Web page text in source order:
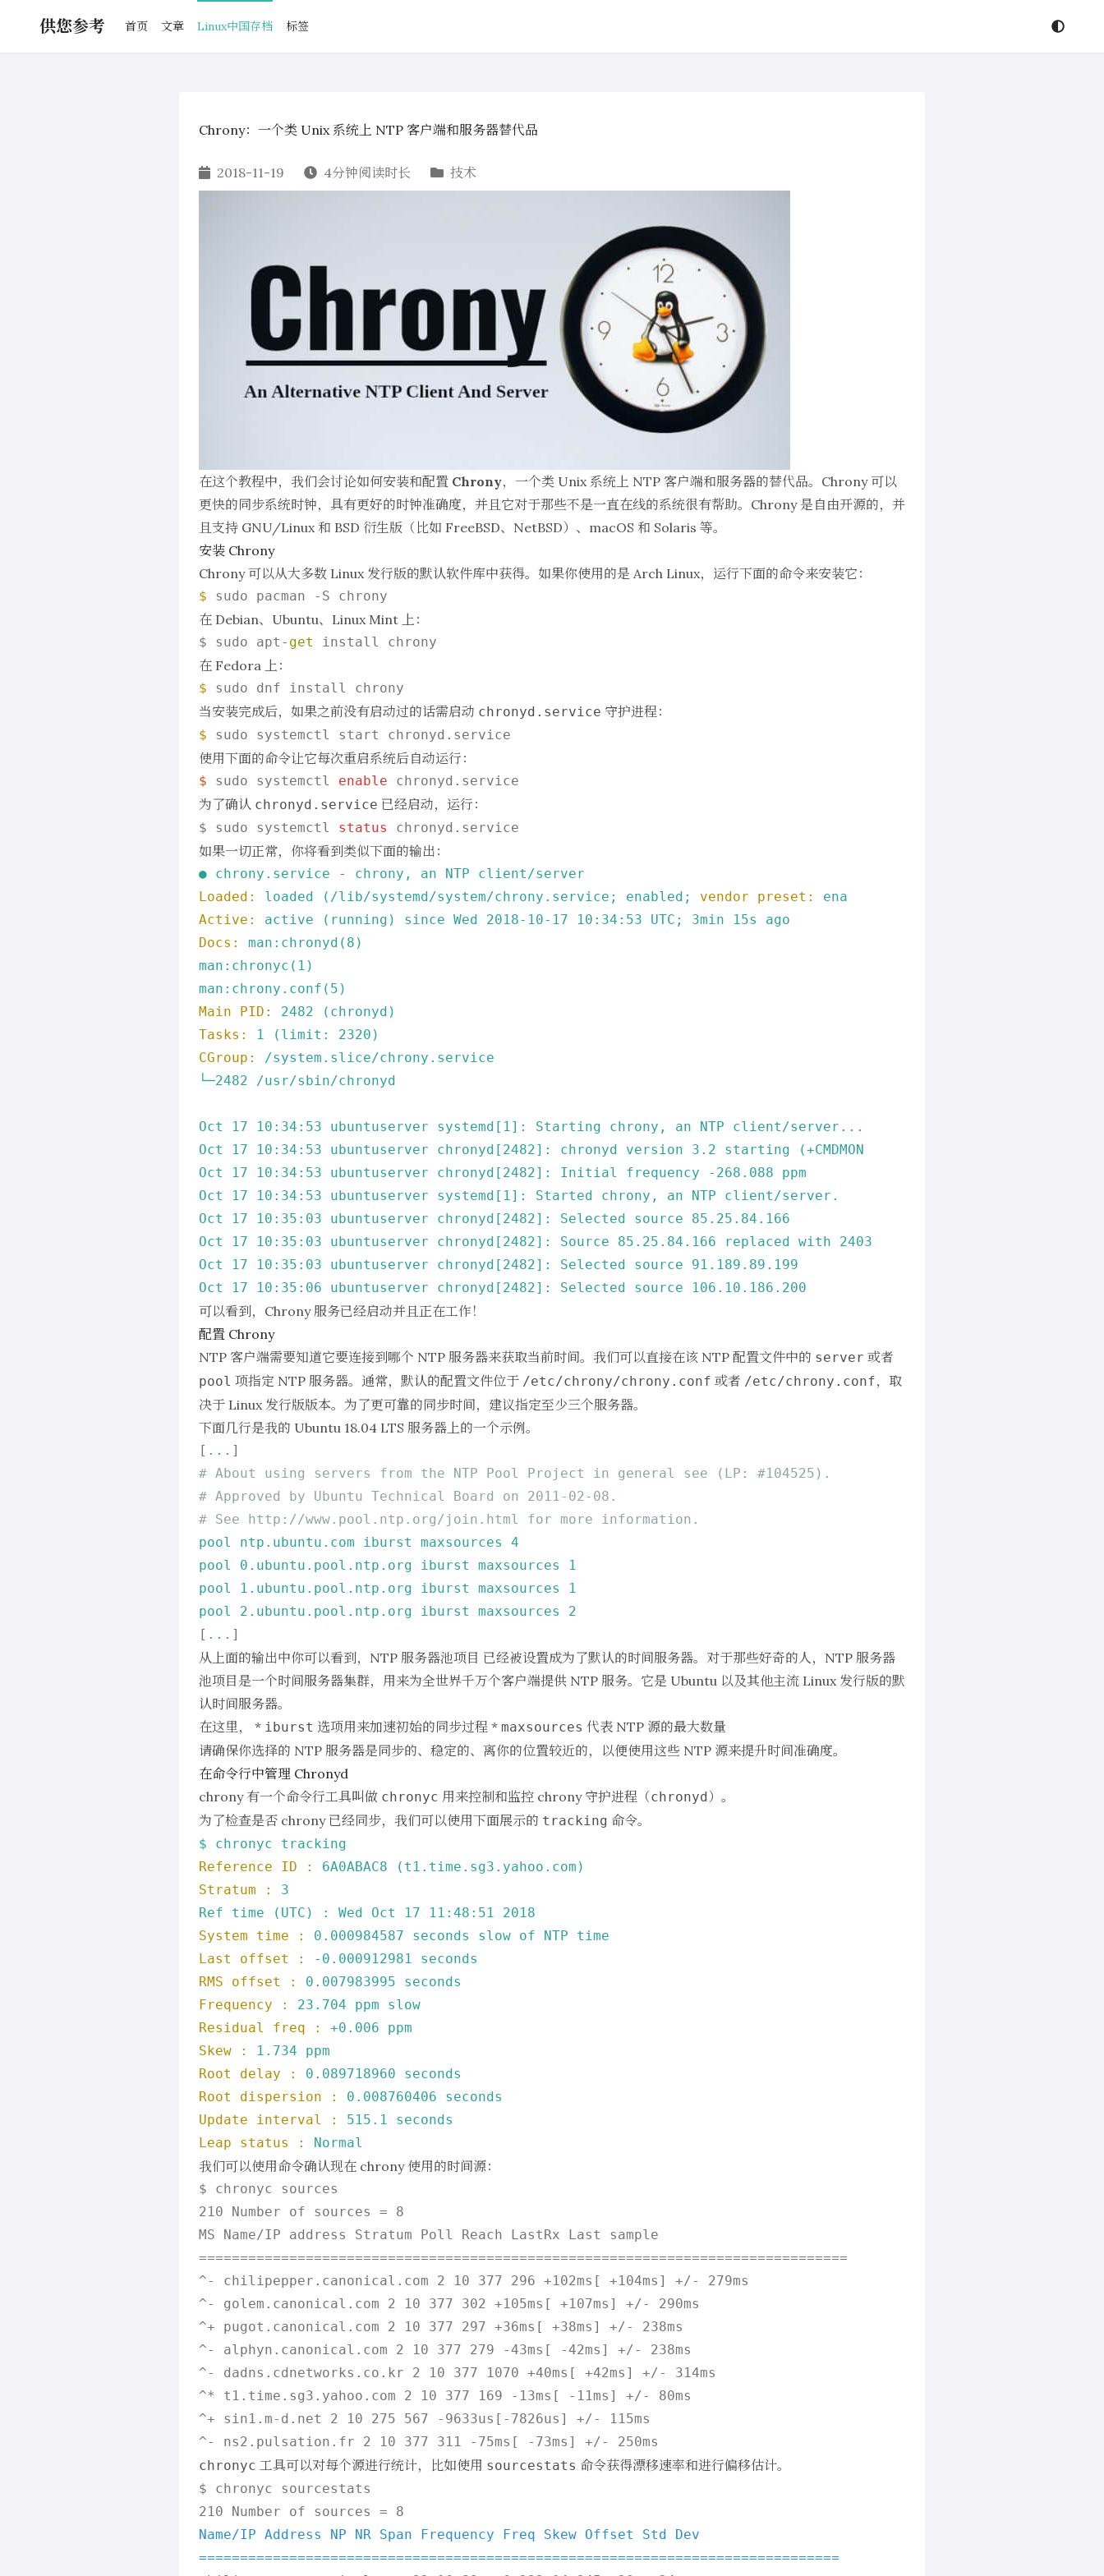
供您参考 首页 文章 Linux中国存档 标签
Chrony：一个类 Unix 系统上 NTP 客户端和服务器替代品
2018-11-19 4分钟阅读时长 技术
在这个教程中，我们会讨论如何安装和配置 Chrony，一个类 Unix 系统上 NTP 客户端和服务器的替代品。Chrony 可以
更快的同步系统时钟，具有更好的时钟准确度，并且它对于那些不是一直在线的系统很有帮助。Chrony 是自由开源的，并
且支持 GNU/Linux 和 BSD 衍生版（比如 FreeBSD、NetBSD）、macOS 和 Solaris 等。
安装 Chrony
Chrony 可以从大多数 Linux 发行版的默认软件库中获得。如果你使用的是 Arch Linux，运行下面的命令来安装它：
$
在 Debian、Ubuntu、Linux Mint 上：
$ sudo apt- get
在 Fedora 上：
$
当安装完成后，如果之前没有启动过的话需启动 chronyd.service 守护进程：
$
使用下面的命令让它每次重启系统后自动运行：
$ sudo systemctl enable chronyd.service
为了确认 chronyd.service 已经启动，运行：
$ sudo systemctl status
如果一切正常，你将看到类似下面的输出：
● chrony.service - chrony, an NTP
client/server
Loaded:
loaded (/lib/systemd/system/chrony.service; enabled; vendor preset:
ena
Active:
active (running) since Wed 2018-10-17 10:34:53 UTC; 3min 15s
ago
Docs:
man:chronyd(8)
man:chronyc(1)
man:chrony.conf(5)
Main PID:
2482
(chronyd)
Tasks:
1 (limit: 2320 )
CGroup:
/system.slice/chrony.service
└─2482
/usr/sbin/chronyd
Oct 17 10 :34:53 ubuntuserver systemd[1]: Starting chrony, an NTP
client/server...
Oct
17 10 :34:53 ubuntuserver chronyd[2482]: chronyd version 3.2 starting
(+CMDMON
Oct
17 10 :34:53 ubuntuserver chronyd[2482]: Initial frequency -268.088
ppm
Oct
17 10 :34:53 ubuntuserver systemd[1]: Started chrony, an NTP
client/server.
Oct
17 10 :35:03 ubuntuserver chronyd[2482]: Selected source 85.25 .84 .166
Oct
17 10 :35:03 ubuntuserver chronyd[2482]: Source 85.25 .84 .166 replaced with
2403
Oct
17 10 :35:03 ubuntuserver chronyd[2482]: Selected source 91.189 .89 .199
Oct
17 10 :35:06 ubuntuserver chronyd[2482]: Selected source 106.10 .186 .200
可以看到，Chrony 服务已经启动并且正在工作！
配置 Chrony
NTP 客户端需要知道它要连接到哪个 NTP 服务器来获取当前时间。我们可以直接在该 NTP 配置文件中的 server 或者
pool 项指定 NTP 服务器。通常，默认的配置文件位于 /etc/chrony/chrony.conf 或者 /etc/chrony.conf，取
决于 Linux 发行版版本。为了更可靠的同步时间，建议指定至少三个服务器。
下面几行是我的 Ubuntu 18.04 LTS 服务器上的一个示例。
[ ...
# About using servers from the NTP Pool Project in general see (LP: #104525).
# Approved by Ubuntu Technical Board on 2011-02-08.
# See http://www.pool.ntp.org/join.html for more information.
pool
ntp.ubuntu.com iburst maxsources
4
pool
0. ubuntu.pool.ntp.org iburst maxsources
1
pool
1. ubuntu.pool.ntp.org iburst maxsources
1
pool
2. ubuntu.pool.ntp.org iburst maxsources
2
[ ...
从上面的输出中你可以看到， NTP 服务器池项目 已经被设置成为了默认的时间服务器。对于那些好奇的人，NTP 服务器
池项目是一个时间服务器集群，用来为全世界千万个客户端提供 NTP 服务。它是 Ubuntu 以及其他主流 Linux 发行版的默
认时间服务器。
在这里， * iburst 选项用来加速初始的同步过程 * maxsources 代表 NTP 源的最大数量
请确保你选择的 NTP 服务器是同步的、稳定的、离你的位置较近的，以便使用这些 NTP 源来提升时间准确度。
在命令行中管理 Chronyd
chrony 有一个命令行工具叫做 chronyc 用来控制和监控 chrony 守护进程（chronyd）。
为了检查是否 chrony 已经同步，我们可以使用下面展示的 tracking 命令。
$ chronyc
tracking
Reference ID :
6A0ABAC8
(t1.time.sg3.yahoo.com)
Stratum :
3
Ref
time (UTC) : Wed Oct 17 11 :48:51
2018
System time :
0.000984587 seconds slow of NTP
time
Last offset :
-0.000912981
seconds
RMS offset :
0.007983995
seconds
Frequency :
23.704 ppm
slow
Residual freq :
+0.006
ppm
Skew :
1.734
ppm
Root delay :
0.089718960
seconds
Root dispersion :
0.008760406
seconds
Update interval :
515.1
seconds
Leap status :
Normal
我们可以使用命令确认现在 chrony 使用的时间源：
$ chronyc sources
210 Number of sources = 8
MS Name/IP address Stratum Poll Reach LastRx Last sample
===============================================================================
^- chilipepper.canonical.com 2 10 377 296 +102ms[ +104ms] +/- 279ms
^- golem.canonical.com 2 10 377 302 +105ms[ +107ms] +/- 290ms
^+ pugot.canonical.com 2 10 377 297 +36ms[ +38ms] +/- 238ms
^- alphyn.canonical.com 2 10 377 279 -43ms[ -42ms] +/- 238ms
^- dadns.cdnetworks.co.kr 2 10 377 1070 +40ms[ +42ms] +/- 314ms
^* t1.time.sg3.yahoo.com 2 10 377 169 -13ms[ -11ms] +/- 80ms
^+ sin1.m-d.net 2 10 275 567 -9633us[-7826us] +/- 115ms
chronyc 工具可以对每个源进行统计，比如使用 sourcestats 命令获得漂移速率和进行偏移估计。
$ chronyc sourcestats
Name/IP Address NP NR Span Frequency Freq Skew Offset Std Dev
==============================================================================